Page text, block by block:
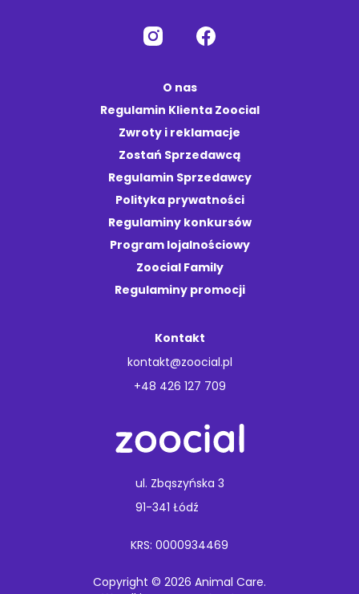
O nas
Regulamin Klienta Zoocial
Zwroty i reklamacje
Zostań Sprzedawcą
Regulamin Sprzedawcy
Polityka prywatności
Regulaminy konkursów
Program lojalnościowy
Zoocial Family
Regulaminy promocji
Kontakt
kontakt@zoocial.pl
+48 426 127 709
ul. Zbąszyńska 3
91-341 Łódź
KRS: 0000934469
Copyright © 2026 Animal Care.